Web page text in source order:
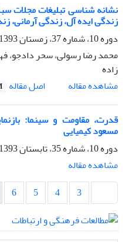
نشانه شناسی تبلیغات مجلات
زندگی ایده آل، زندگی آرمانی،
دوره 10، شماره 37، زمستان 1393، صفحه
محمد رضا رسولی، سحر دادجو،
زاده
مشاهده مقاله
اصل مقاله
قدرت، مقاومت و سینما:
مسعود کیمیایی
دوره 10، شماره 35، تابستان 1393، صفحه
مشاهده مقاله
3
4
5
6